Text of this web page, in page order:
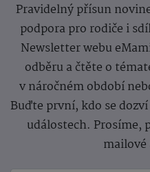
Pravidelný přísun
podpora pro rodiče i
Newsletter webu
odběru a čtěte o
v náročném období
Buďte první, kdo se
událostech. Prosíme,
mailové